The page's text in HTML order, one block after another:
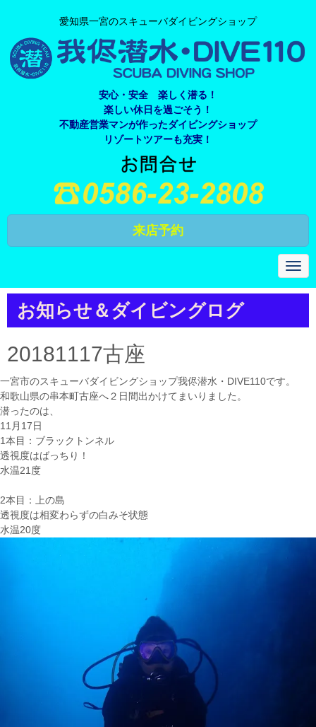
愛知県一宮のスキューバダイビングショップ
安心・安全 楽しく潜る！
楽しい休日を過ごそう！
不動産営業マンが作ったダイビングショップ
リゾートツアーも充実！
来店予約
N
a
v
お知らせ＆ダイビングログ
20181117古座
一宮市のスキューバダイビングショップ我侭潜水・DIVE110です。
和歌山県の串本町古座へ２日間出かけてまいりました。
潜ったのは、
11月17日
1本目：ブラックトンネル
透視度はばっちり！
水温21度
2本目：上の島
透視度は相変わらずの白みそ状態
水温20度